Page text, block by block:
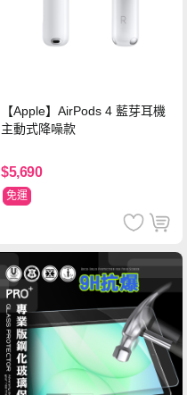
【Apple】AirPods 4 藍芽耳機
主動式降噪款
$5,690
免運